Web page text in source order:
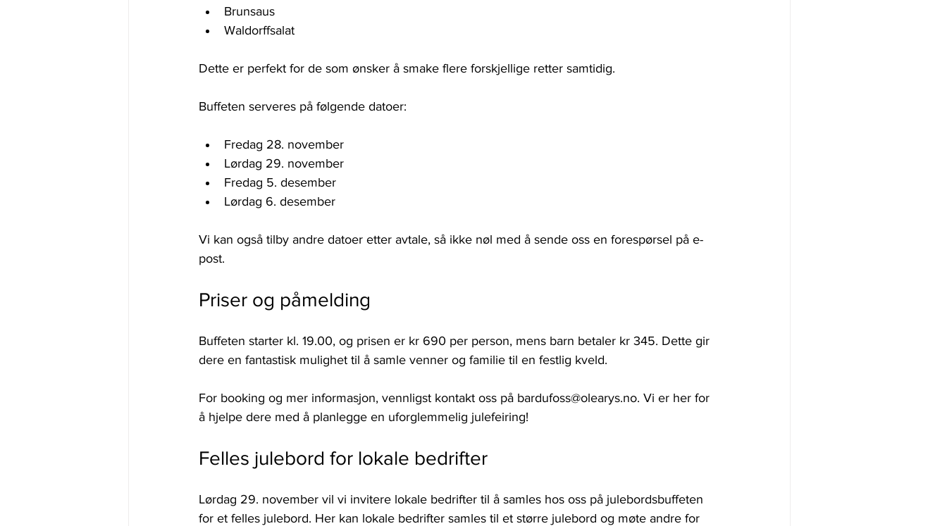
Brunsaus
Waldorffsalat
Dette er perfekt for de som ønsker å smake flere forskjellige retter samtidig.
Buffeten serveres på følgende datoer:
Fredag 28. november
Lørdag 29. november
Fredag 5. desember
Lørdag 6. desember
Vi kan også tilby andre datoer etter avtale, så ikke nøl med å sende oss en forespørsel på e-
post.
Priser og påmelding
Buffeten starter kl. 19.00, og prisen er kr 690 per person, mens barn betaler kr 345. Dette gir
dere en fantastisk mulighet til å samle venner og familie til en festlig kveld.
For booking og mer informasjon, vennligst kontakt oss på bardufoss@olearys.no. Vi er her for
å hjelpe dere med å planlegge en uforglemmelig julefeiring!
Felles julebord for lokale bedrifter
Lørdag 29. november vil vi invitere lokale bedrifter til å samles hos oss på julebordsbuffeten
for et felles julebord. Her kan lokale bedrifter samles til et større julebord og møte andre for